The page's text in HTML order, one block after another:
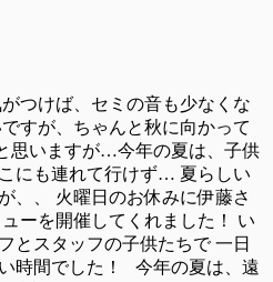
つけば、セミの音も少なくな
すが、ちゃんと秋に向かって
思いますが…今年の夏は、子供
にも連れて行けず… 夏らしい
、、 火曜日のお休みに伊藤さ
ーを開催してくれました！ い
とスタッフの子供たちで 一日
時間でした！ 今年の夏は、遠